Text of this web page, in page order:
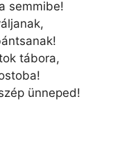
semmibe!
tábora,
ünneped!